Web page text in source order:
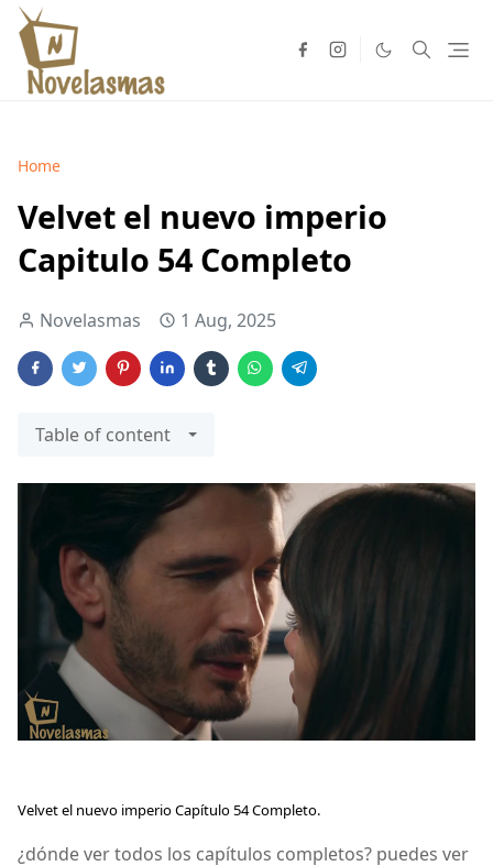
Home
Velvet el nuevo imperio
Capitulo 54 Completo
Novelasmas 1 Aug, 2025
Table of content
Velvet el nuevo imperio Capítulo 54 Completo.
¿dónde ver todos los capítulos completos? puedes ver